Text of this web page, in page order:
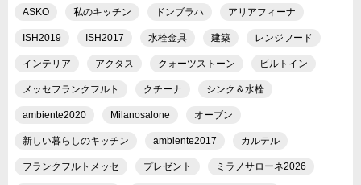
ASKO 私のキッチン ドンブラハ アリアフィーナ
ISH2019 ISH2017 水栓金具 建築 レンジフード
インテリア アクタス クォーツストーン ビルトイン
メッセフランクフルト クチーナ シンク＆水栓
ambiente2020 Milanosalone オーブン
新しい暮らしのキッチン ambiente2017 カルテル
フランクフルトメッセ プレゼント ミラノサローネ2026